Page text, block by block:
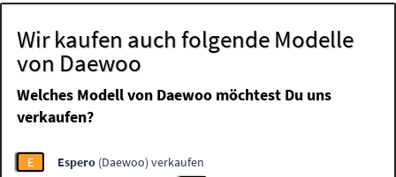
Wir kaufen auch folgende Modelle
von Daewoo
Welches Modell von Daewoo möchtest Du uns
verkaufen?
E Espero (Daewoo) verkaufen